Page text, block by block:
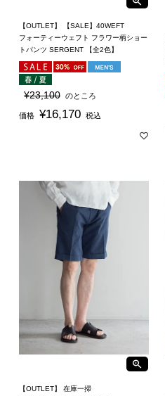
【OUTLET】 【SALE】40WEFT
フォーティーウェフト フラワー柄ショー
トパンツ SERGENT 【全2色】
¥23,100 のところ
価格 ¥16,170 税込
【OUTLET】 在庫一掃